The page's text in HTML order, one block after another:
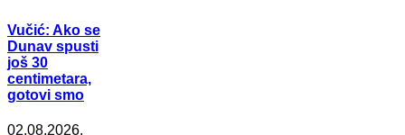
Vučić: Ako se
Dunav spusti
još 30
centimetara,
gotovi smo
02.08.2026.